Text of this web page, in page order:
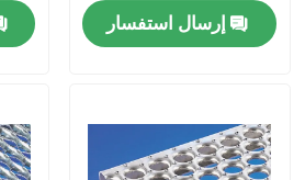
المنزل
إرسال استفسار